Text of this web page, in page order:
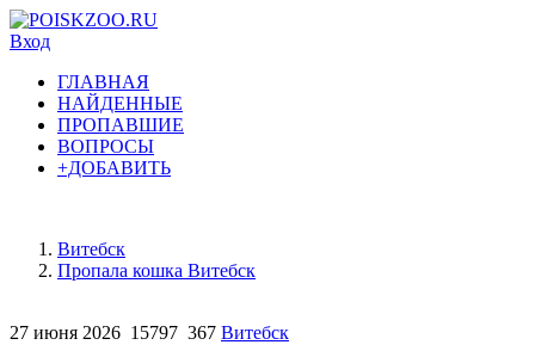
Вход
ГЛАВНАЯ
НАЙДЕННЫЕ
ПРОПАВШИЕ
ВОПРОСЫ
+ДОБАВИТЬ
Витебск
Пропала кошка Витебск
27 июня 2026 15797 367 Витебск